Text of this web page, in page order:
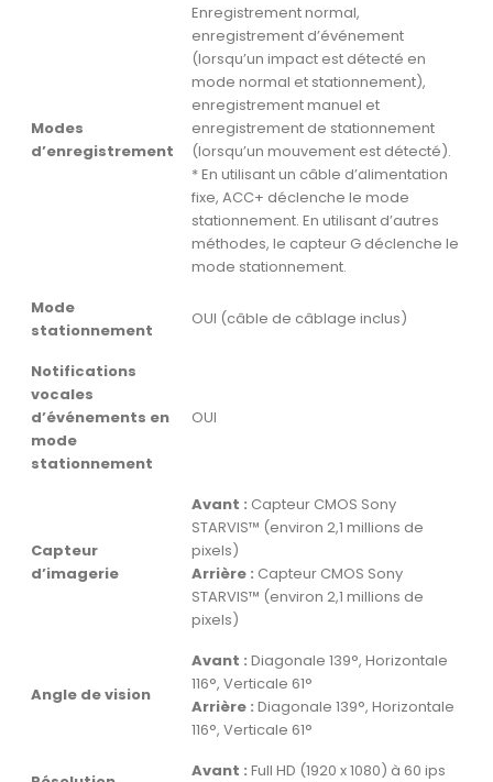
Modes
d’enregistrement
Enregistrement normal,
enregistrement d’événement
(lorsqu’un impact est détecté en
mode normal et stationnement),
enregistrement manuel et
enregistrement de stationnement
(lorsqu’un mouvement est détecté).
* En utilisant un câble d’alimentation
fixe, ACC+ déclenche le mode
stationnement. En utilisant d’autres
méthodes, le capteur G déclenche le
mode stationnement.
Mode
stationnement
OUI (câble de câblage inclus)
Notifications
vocales
d’événements en
mode
stationnement
OUI
Capteur
d’imagerie
Avant : Capteur CMOS Sony
STARVIS™ (environ 2,1 millions de
pixels)
Arrière : Capteur CMOS Sony
STARVIS™ (environ 2,1 millions de
pixels)
Angle de vision
Avant : Diagonale 139°, Horizontale
116°, Verticale 61°
Arrière : Diagonale 139°, Horizontale
116°, Verticale 61°
Avant : Full HD (1920 x 1080) à 60 ips